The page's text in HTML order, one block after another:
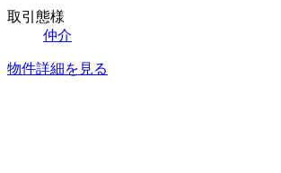
取引態様
仲介
物件詳細を見る